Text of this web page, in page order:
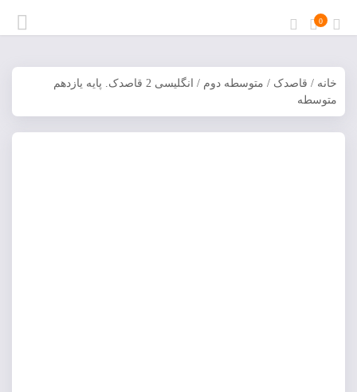
0
خانه / قاصدک / متوسطه دوم
/ انگلیسی 2 قاصدک. پایه يازدهم
متوسطه